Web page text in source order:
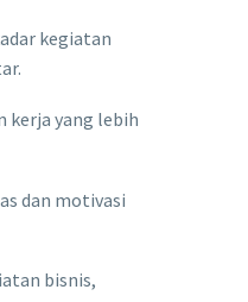
kegiatan
kerja yang lebih
dan motivasi
bisnis,